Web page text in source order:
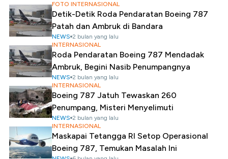
FOTO INTERNASIONAL
Detik-Detik Roda Pendaratan Boeing 787
Patah dan Ambruk di Bandara
NEWS 2 bulan yang lalu
INTERNASIONAL
Roda Pendaratan Boeing 787 Mendadak
Ambruk, Begini Nasib Penumpangnya
NEWS 2 bulan yang lalu
INTERNASIONAL
Boeing 787 Jatuh Tewaskan 260
Penumpang, Misteri Menyelimuti
NEWS 2 bulan yang lalu
INTERNASIONAL
Maskapai Tetangga RI Setop Operasional
Boeing 787, Temukan Masalah Ini